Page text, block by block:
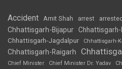
Accident Amit Shah arrest arrested
Chhattisgarh-Bijapur
Chhattisgarh-Jagdalpur Chhattisgarh-
Chhattisgarh-Raigarh
Chief Minister
Chief Minister Dr. Yadav